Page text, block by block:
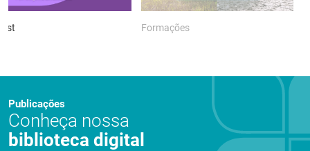
Formações
Publicações
Conheça nossa
biblioteca digital